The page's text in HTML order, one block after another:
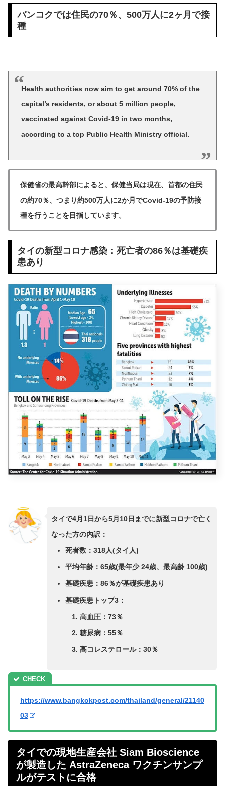
バンコクでは住民の70％、500万人に2ヶ月で接
種
Health authorities now aim to get around 70% of the
capital’s residents, or about 5 million people,
vaccinated against Covid-19 in two months,
according to a top Public Health Ministry official.
保健省の最高幹部によると、保健当局は現在、首都の住民
の約70％、つまり約500万人に2か月でCovid-19の予防接
種を行うことを目指しています。
タイの新型コロナ感染：死亡者の86％は基礎疾
患あり
タイで4月1日から5月10日までに新型コロナで亡く
なった方の内訳：
死者数：318人(タイ人)
平均年齢：65歳(最年少 24歳、最高齢 100歳)
基礎疾患：86％が基礎疾患あり
基礎疾患トップ3：
高血圧：73％
糖尿病：55％
高コレステロール：30％
https://www.bangkokpost.com/thailand/general/21140
03
タイでの現地生産会社 Siam Bioscience
が製造した AstraZeneca ワクチンサンプ
ルがテストに合格